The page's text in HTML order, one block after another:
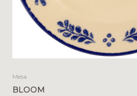
Mesa
BLOOM